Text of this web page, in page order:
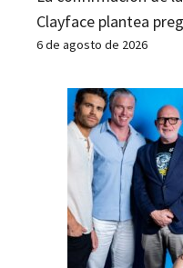
Clayface plantea
6 de agosto de 2026